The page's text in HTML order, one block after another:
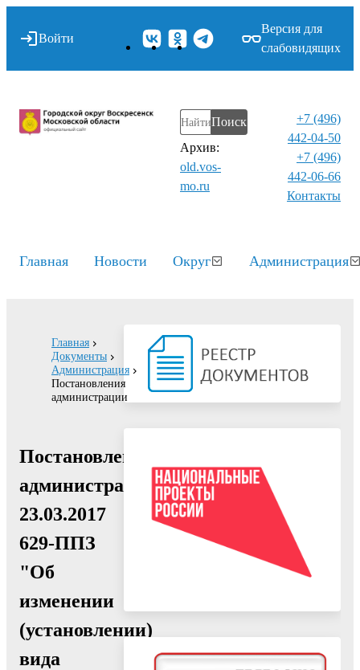
Войти
Версия для
слабовидящих
Поиск
Архив:
old.vos-
mo.ru
+7 (496)
442-04-50
+7 (496)
442-06-66
Контакты⁠
Главная Новости Округ Администрация
Главная
Документы
Администрация
Постановления
администрации
Постановление
администрации
23.03.2017
629-ППЗ
"Об
изменении
(установлении)
вида